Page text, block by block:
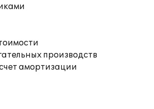
производств
амортизации